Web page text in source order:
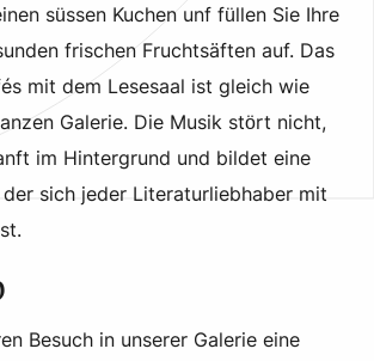
süssen Kuchen unf füllen Sie Ihre
frischen Fruchtsäften auf. Das
mit dem Lesesaal ist gleich wie
Galerie. Die Musik stört nicht,
im Hintergrund und bildet eine
sich jeder Literaturliebhaber mit
Besuch in unserer Galerie eine